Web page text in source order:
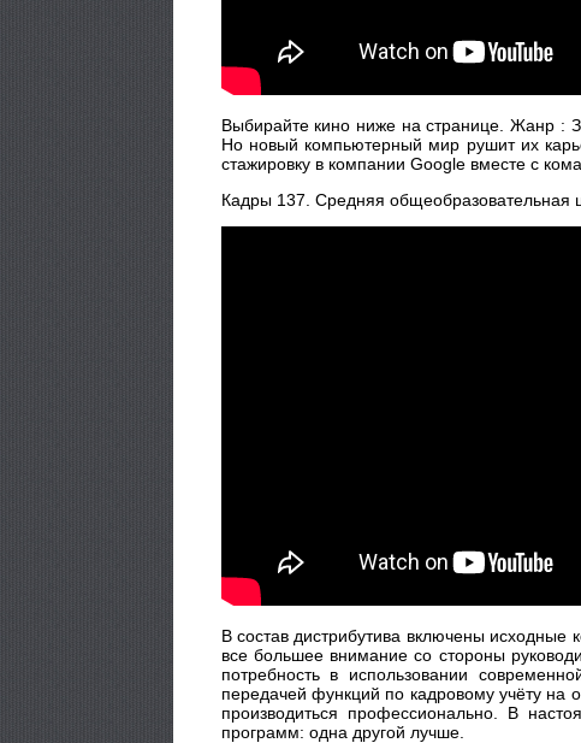
Выбирайте кино ниже на странице. Жанр :
Но новый компьютерный мир рушит их
стажировку в компании Google вместе с
Кадры 137. Средняя общеобразовательная
В состав дистрибутива включены
все большее внимание со стороны
потребность в использовании
передачей функций по кадровому учёту на
производиться профессионально. В
программ: одна другой лучше.